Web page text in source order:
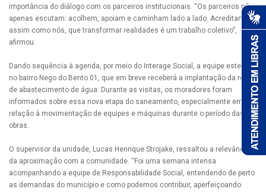
importância do diálogo com os parceiros institucionais. “Os parceiros não
apenas escutam: acolhem, apoiam e caminham lado a lado. Acreditam,
assim como nós, que transformar realidades é um trabalho coletivo”,
afirmou.
Dando sequência à agenda, por meio do Interage Social, a equipe esteve
no bairro Nego do Bento 01, que em breve receberá a implantação da rede
de abastecimento de água. Durante as visitas, os moradores foram
informados sobre essa nova etapa do saneamento, especialmente em
relação à movimentação de equipes e máquinas durante o período das
obras.
O supervisor da unidade, Lucas Henrique Strojake, ressaltou a relevância
da aproximação com a comunidade. “Foi uma semana intensa
acompanhando a equipe de Responsabilidade Social, entendendo de perto
as demandas do município e como podemos contribuir, aperfeiçoando